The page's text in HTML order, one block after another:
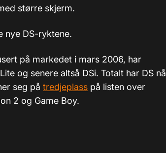
større skjerm.
nye DS-ryktene.
på markedet i mars 2006, har
og senere altså DSi. Totalt har DS nå
seg på tredjeplass på listen over
2 og Game Boy.